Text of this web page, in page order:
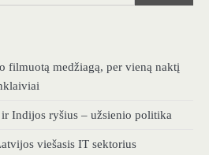
filmuotą medžiagą, per vieną naktį
Indijos ryšius – užsienio politika
viešasis IT sektorius